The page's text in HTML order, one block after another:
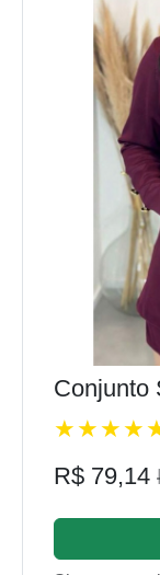
Conjunto
R$ 79,14